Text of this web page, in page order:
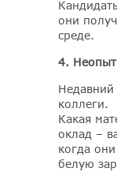
они
среде.
4.
Недавний
коллеги.
Какая
оклад –
когда
белую